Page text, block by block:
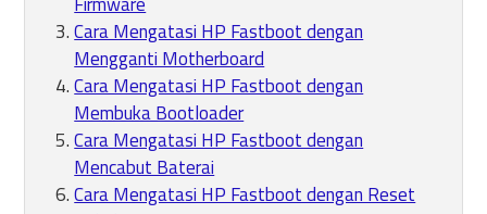
Cara Mengatasi HP Fastboot dengan
Mengganti Motherboard
Cara Mengatasi HP Fastboot dengan
Membuka Bootloader
Cara Mengatasi HP Fastboot dengan
Mencabut Baterai
Cara Mengatasi HP Fastboot dengan Reset